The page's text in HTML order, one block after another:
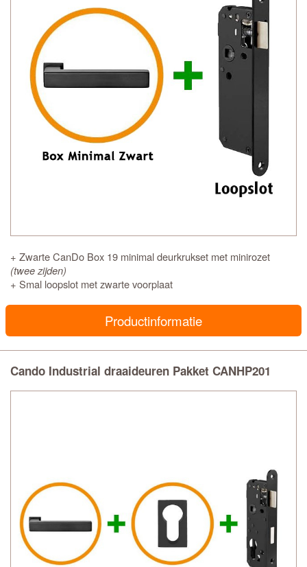
+ Zwarte CanDo Box 19 minimal deurkrukset met minirozet
(twee zijden)
+ Smal loopslot met zwarte voorplaat
Productinformatie
Cando Industrial draaideuren Pakket CANHP201